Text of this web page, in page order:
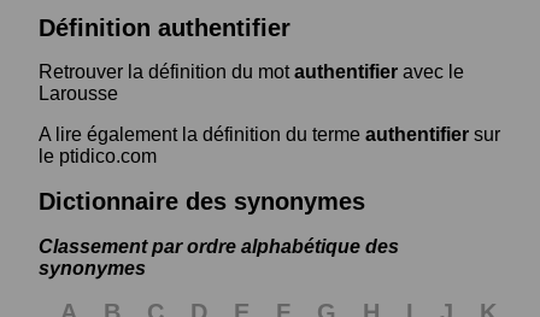
Définition authentifier
Retrouver la définition du motauthentifier avec le
Larousse
A lire également la définition du terme authentifier sur
le ptidico.com
Dictionnaire des synonymes
Classement par ordre alphabétique des
synonymes